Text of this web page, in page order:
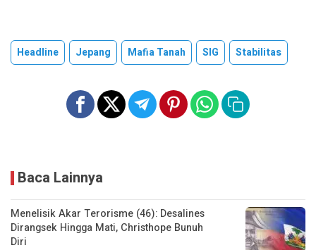
Headline Jepang Mafia Tanah SIG Stabilitas
Baca Lainnya
Menelisik Akar Terorisme (46): Desalines
Dirangsek Hingga Mati, Christhope Bunuh
Diri